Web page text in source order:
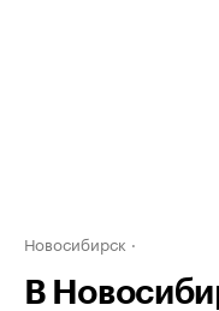
Новосибирск
В